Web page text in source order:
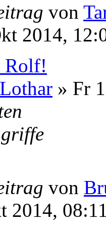
von
2014,
Rolf!
» Fr
von
2014,